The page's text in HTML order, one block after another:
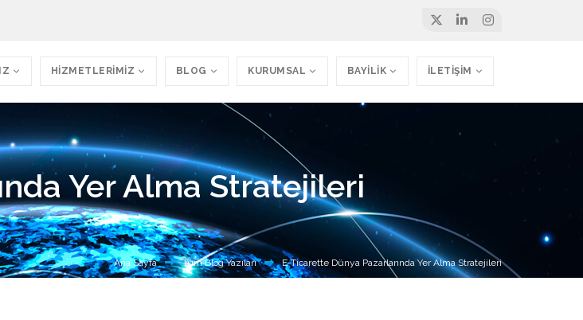
HİZMETLERİMİZ BLOG KURUMSAL BAYİLİK İLETİŞİM
Yer Alma Stratejileri
Ana Sayfa Tüm Blog Yazıları E-Ticarette Dünya Pazarlarında Yer Alma Stratejileri